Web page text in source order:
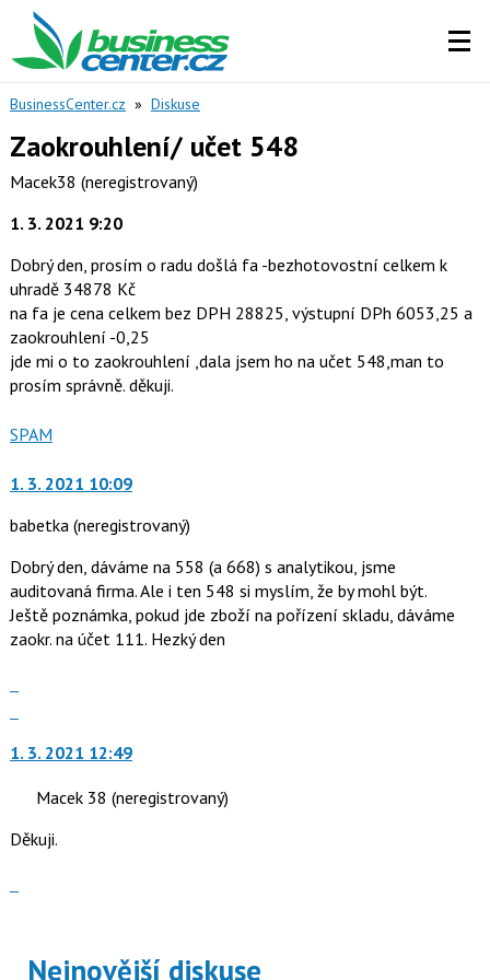
BusinessCenter.cz » Diskuse
Zaokrouhlení/ učet 548
Macek38 (neregistrovaný)
1. 3. 2021 9:20
Dobrý den, prosím o radu došlá fa -bezhotovostní celkem k
uhradě 34878 Kč
na fa je cena celkem bez DPH 28825, výstupní DPh 6053,25 a
zaokrouhlení -0,25
jde mi o to zaokrouhlení ,dala jsem ho na učet 548,man to
prosím správně. děkuji.
Nahlásit
jako
SPAM
1. 3. 2021 10:09
babetka (neregistrovaný)
Dobrý den, dáváme na 558 (a 668) s analytikou, jsme
auditovaná firma. Ale i ten 548 si myslím, že by mohl být.
Ještě poznámka, pokud jde zboží na pořízení skladu, dáváme
zaokr. na účet 111. Hezký den
další
názor.
navigaci
N
1. 3. 2021 12:49
Macek 38 (neregistrovaný)
Děkuji.
Nejnovější diskuse